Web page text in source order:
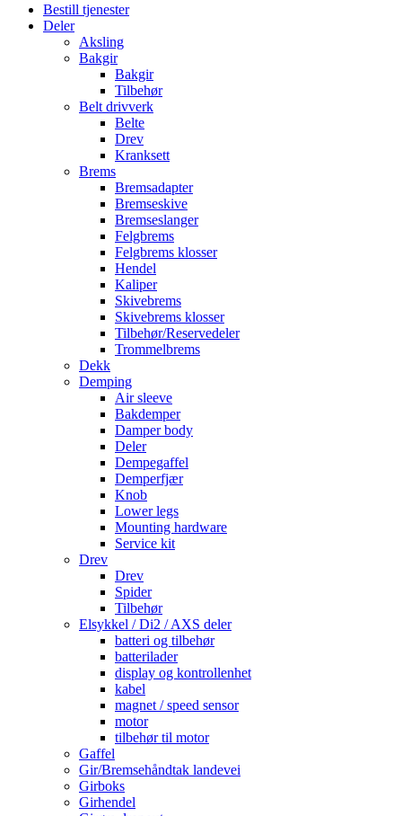
Bestill tjenester
Deler
Aksling
Bakgir
Bakgir
Tilbehør
Belt drivverk
Belte
Drev
Kranksett
Brems
Bremsadapter
Bremseskive
Bremseslanger
Felgbrems
Felgbrems klosser
Hendel
Kaliper
Skivebrems
Skivebrems klosser
Tilbehør/Reservedeler
Trommelbrems
Dekk
Demping
Air sleeve
Bakdemper
Damper body
Deler
Dempegaffel
Demperfjær
Knob
Lower legs
Mounting hardware
Service kit
Drev
Drev
Spider
Tilbehør
Elsykkel / Di2 / AXS deler
batteri og tilbehør
batterilader
display og kontrollenhet
kabel
magnet / speed sensor
motor
tilbehør til motor
Gaffel
Gir/Bremsehåndtak landevei
Girboks
Girhendel